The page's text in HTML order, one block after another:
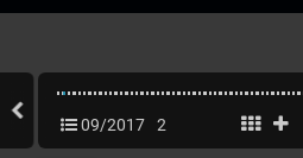
09/2017 2